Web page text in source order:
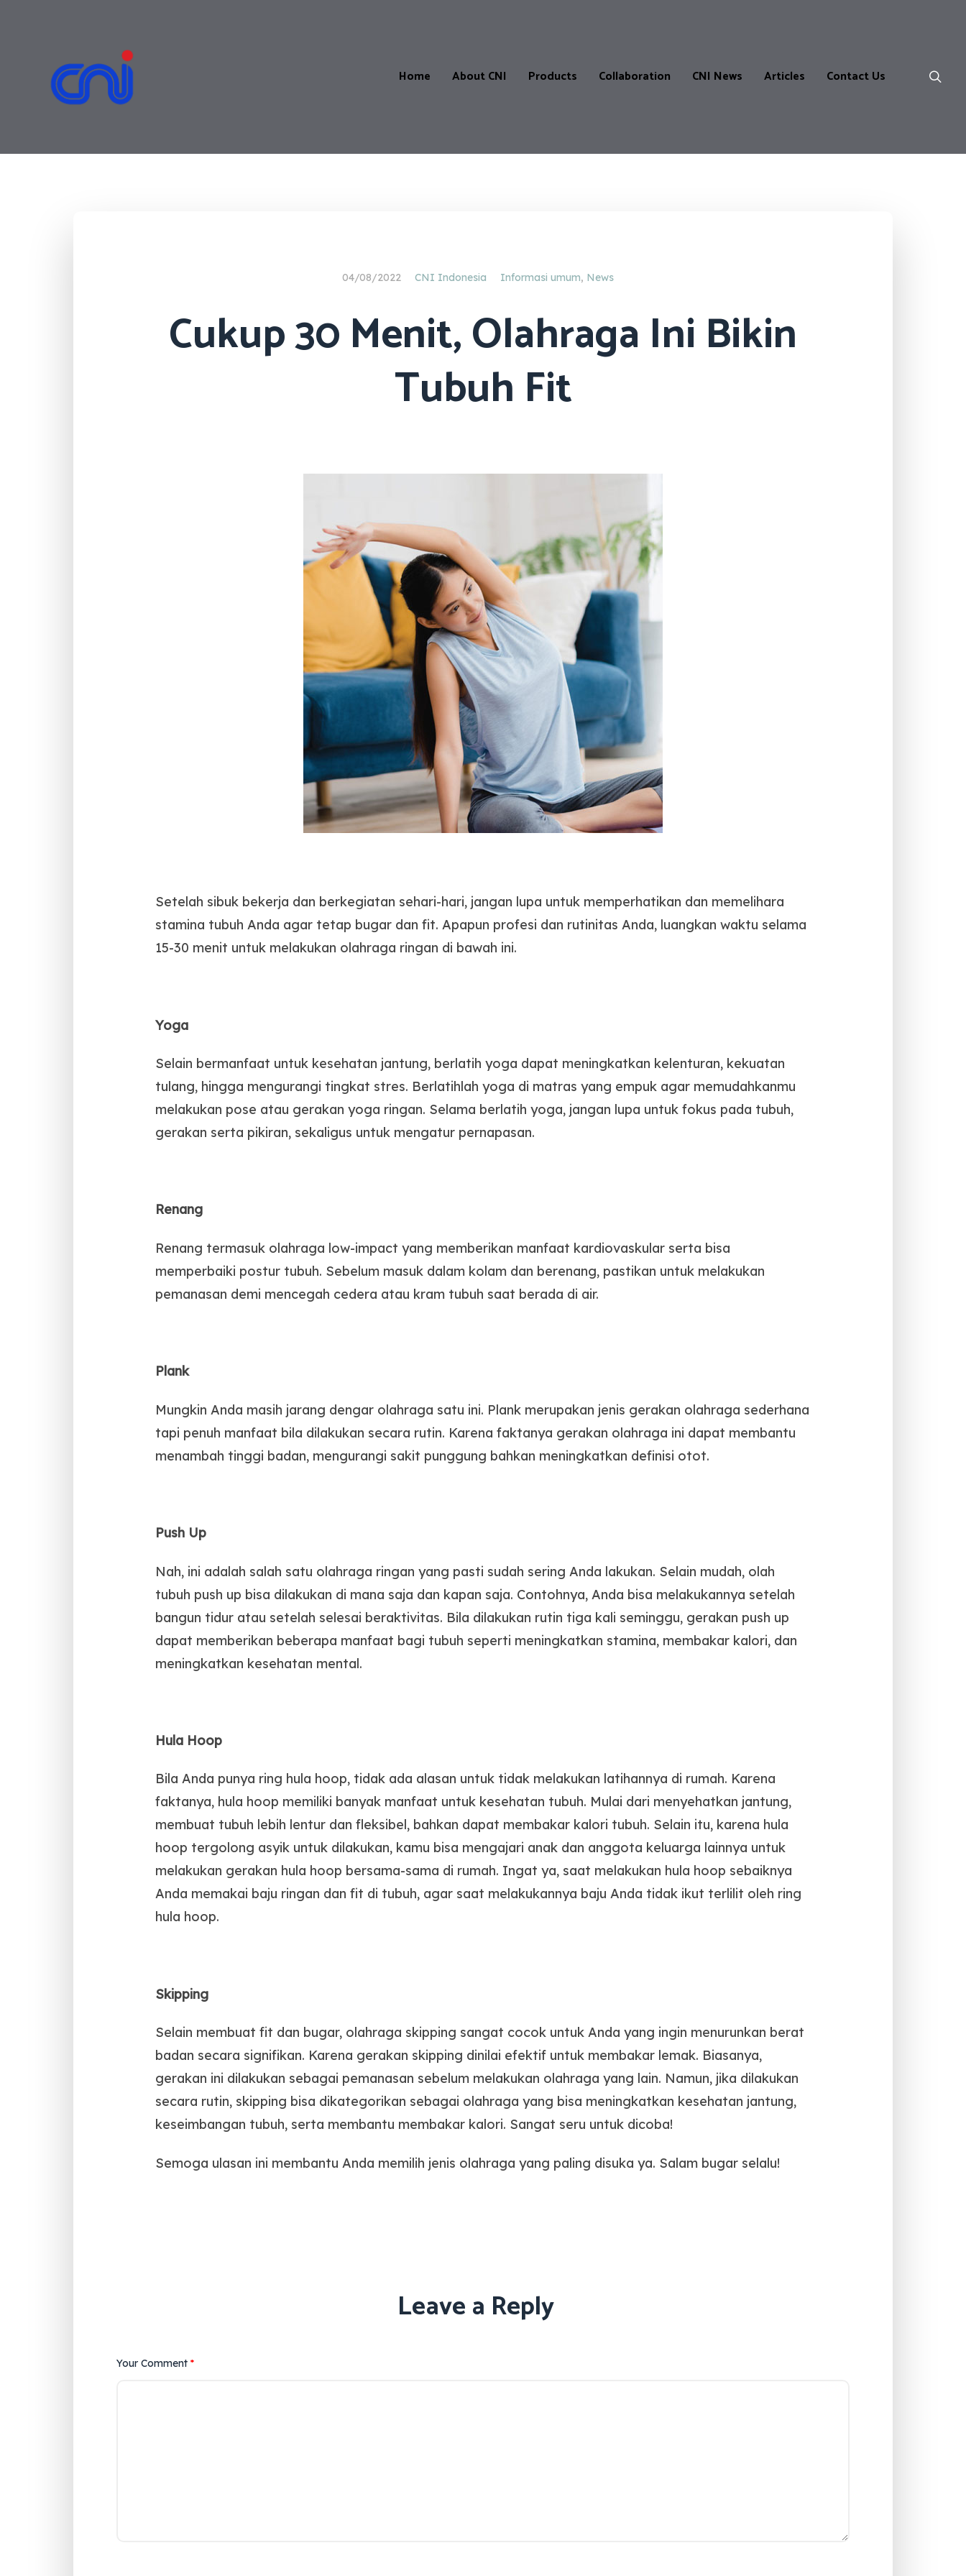
Home About CNI Products
testimonials
Collaboration
Master
CNI News Articles Contact Us
04/08/2022 CNI Indonesia Informasi umum, News
Cukup 30 Menit, Olahraga Ini Bikin
Tubuh Fit
Setelah sibuk bekerja dan berkegiatan sehari-hari, jangan lupa untuk memperhatikan dan memelihara
stamina tubuh Anda agar tetap bugar dan fit. Apapun profesi dan rutinitas Anda, luangkan waktu selama
15-30 menit untuk melakukan olahraga ringan di bawah ini.
Yoga
Selain bermanfaat untuk kesehatan jantung, berlatih yoga dapat meningkatkan kelenturan, kekuatan
tulang, hingga mengurangi tingkat stres. Berlatihlah yoga di matras yang empuk agar memudahkanmu
melakukan pose atau gerakan yoga ringan. Selama berlatih yoga, jangan lupa untuk fokus pada tubuh,
gerakan serta pikiran, sekaligus untuk mengatur pernapasan.
Renang
Renang termasuk olahraga low-impact yang memberikan manfaat kardiovaskular serta bisa
memperbaiki postur tubuh. Sebelum masuk dalam kolam dan berenang, pastikan untuk melakukan
pemanasan demi mencegah cedera atau kram tubuh saat berada di air.
Plank
Mungkin Anda masih jarang dengar olahraga satu ini. Plank merupakan jenis gerakan olahraga sederhana
tapi penuh manfaat bila dilakukan secara rutin. Karena faktanya gerakan olahraga ini dapat membantu
menambah tinggi badan, mengurangi sakit punggung bahkan meningkatkan definisi otot.
Push Up
Nah, ini adalah salah satu olahraga ringan yang pasti sudah sering Anda lakukan. Selain mudah, olah
tubuh push up bisa dilakukan di mana saja dan kapan saja. Contohnya, Anda bisa melakukannya setelah
bangun tidur atau setelah selesai beraktivitas. Bila dilakukan rutin tiga kali seminggu, gerakan push up
dapat memberikan beberapa manfaat bagi tubuh seperti meningkatkan stamina, membakar kalori, dan
meningkatkan kesehatan mental.
Hula Hoop
Bila Anda punya ring hula hoop, tidak ada alasan untuk tidak melakukan latihannya di rumah. Karena
faktanya, hula hoop memiliki banyak manfaat untuk kesehatan tubuh. Mulai dari menyehatkan jantung,
membuat tubuh lebih lentur dan fleksibel, bahkan dapat membakar kalori tubuh. Selain itu, karena hula
hoop tergolong asyik untuk dilakukan, kamu bisa mengajari anak dan anggota keluarga lainnya untuk
melakukan gerakan hula hoop bersama-sama di rumah. Ingat ya, saat melakukan hula hoop sebaiknya
Anda memakai baju ringan dan fit di tubuh, agar saat melakukannya baju Anda tidak ikut terlilit oleh ring
hula hoop.
Skipping
Selain membuat fit dan bugar, olahraga skipping sangat cocok untuk Anda yang ingin menurunkan berat
badan secara signifikan. Karena gerakan skipping dinilai efektif untuk membakar lemak. Biasanya,
gerakan ini dilakukan sebagai pemanasan sebelum melakukan olahraga yang lain. Namun, jika dilakukan
secara rutin, skipping bisa dikategorikan sebagai olahraga yang bisa meningkatkan kesehatan jantung,
keseimbangan tubuh, serta membantu membakar kalori. Sangat seru untuk dicoba!
Semoga ulasan ini membantu Anda memilih jenis olahraga yang paling disuka ya. Salam bugar selalu!
Leave a Reply
Your Comment *